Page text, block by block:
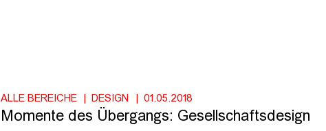
ALLE BEREICHE DESIGN 01.05.2018
Momente des Übergangs: Gesellschaftsdesign